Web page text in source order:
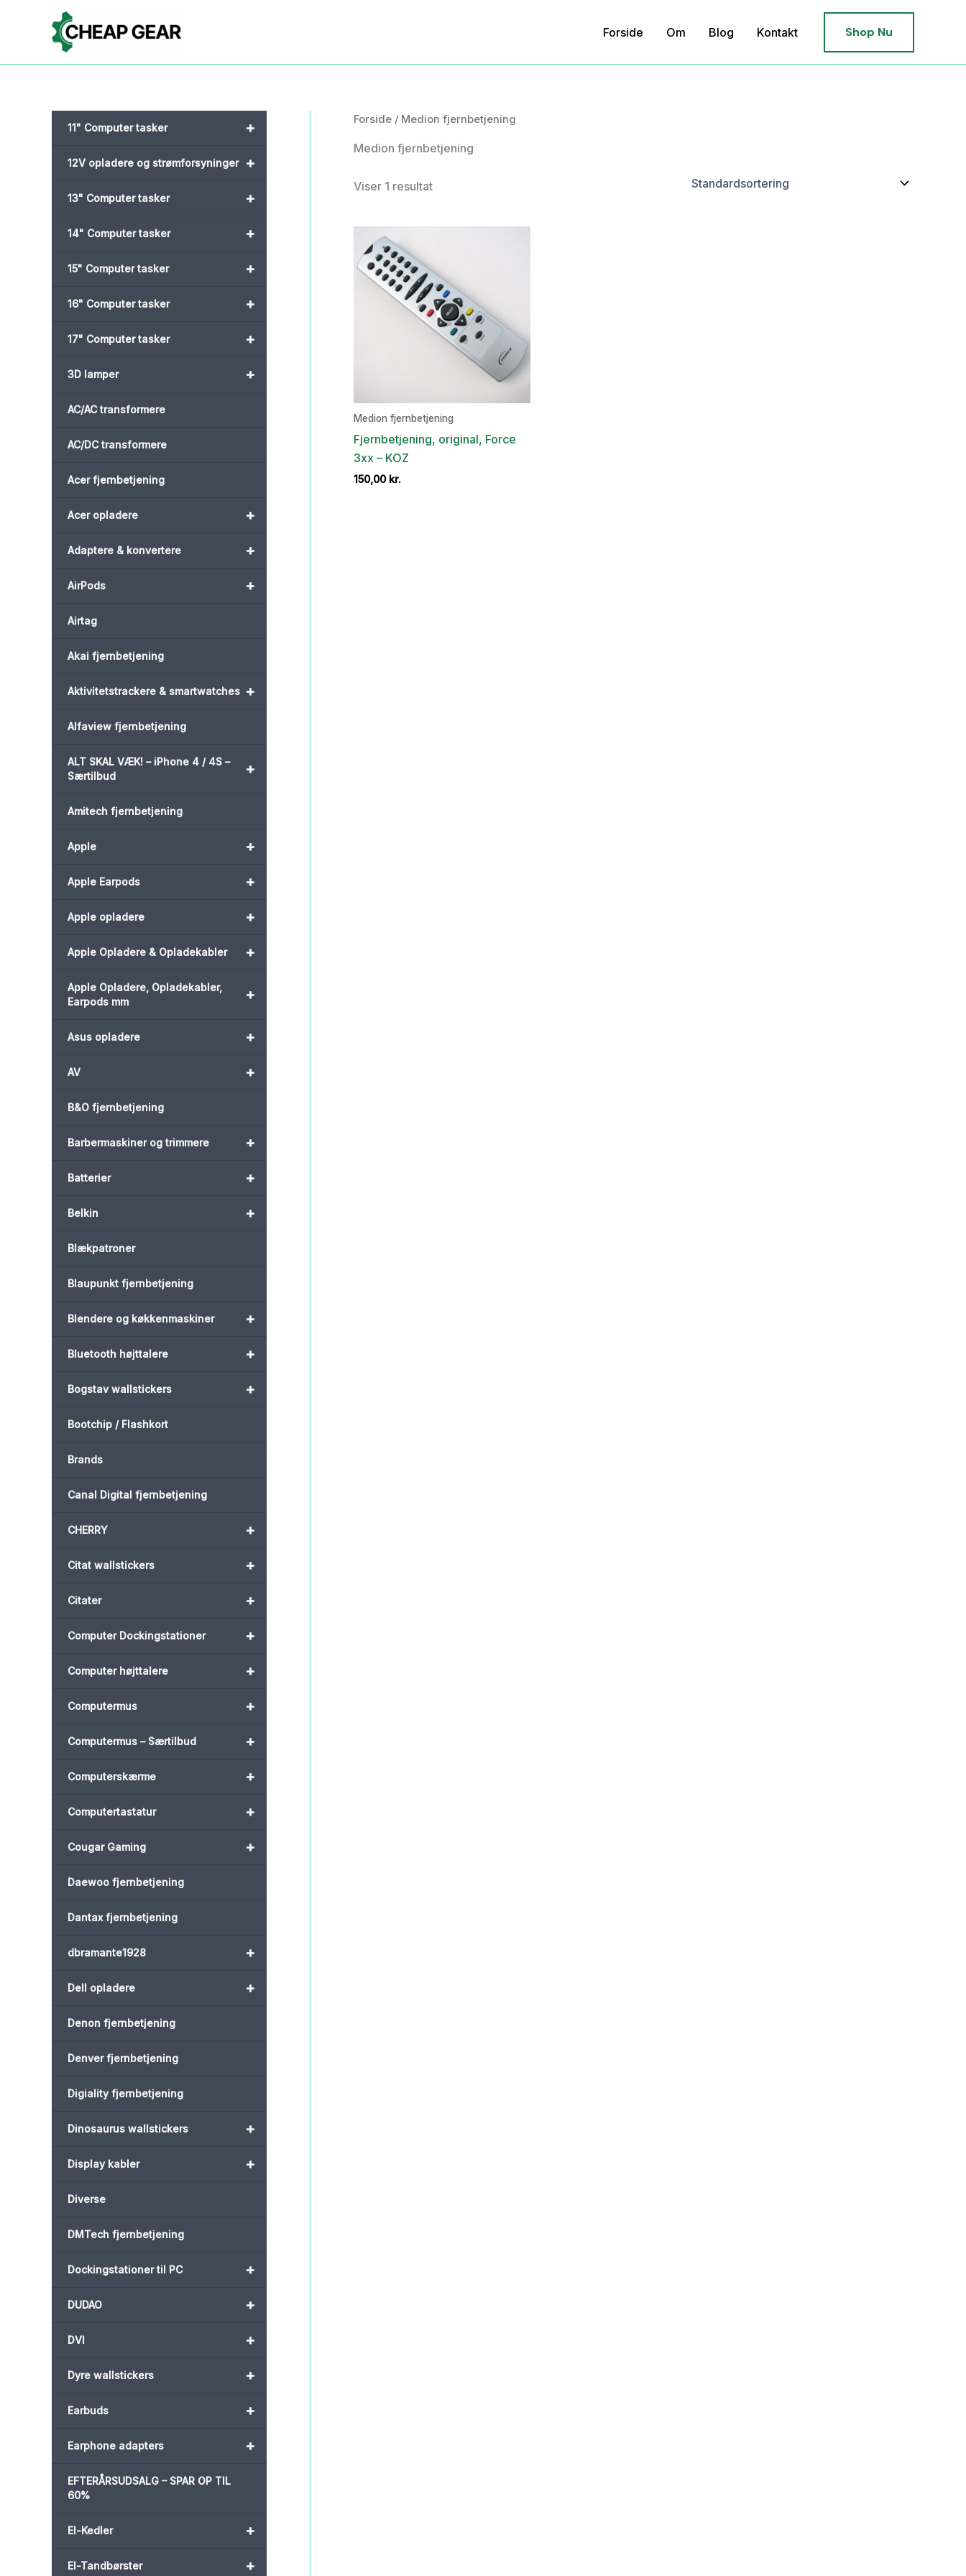
Forside Om Blog Kontakt Shop Nu
+
11" Computer tasker
+
12V opladere og strømforsyninger
+
13" Computer tasker
+
14" Computer tasker
+
15" Computer tasker
+
16" Computer tasker
+
17" Computer tasker
+
3D lamper
AC/AC transformere
AC/DC transformere
Acer fjernbetjening
+
Acer opladere
+
Adaptere & konvertere
+
AirPods
Airtag
Akai fjernbetjening
+
Aktivitetstrackere & smartwatches
Alfaview fjernbetjening
+
ALT SKAL VÆK! – iPhone 4 / 4S –
Særtilbud
Amitech fjernbetjening
+
Apple
+
Apple Earpods
+
Apple opladere
+
Apple Opladere & Opladekabler
+
Apple Opladere, Opladekabler,
Earpods mm
+
Asus opladere
+
AV
B&O fjernbetjening
+
Barbermaskiner og trimmere
+
Batterier
+
Belkin
Blækpatroner
Blaupunkt fjernbetjening
+
Blendere og køkkenmaskiner
+
Bluetooth højttalere
+
Bogstav wallstickers
Bootchip / Flashkort
Brands
Canal Digital fjernbetjening
+
CHERRY
+
Citat wallstickers
+
Citater
+
Computer Dockingstationer
+
Computer højttalere
+
Computermus
+
Computermus – Særtilbud
+
Computerskærme
+
Computertastatur
+
Cougar Gaming
Daewoo fjernbetjening
Dantax fjernbetjening
+
dbramante1928
+
Dell opladere
Denon fjernbetjening
Denver fjernbetjening
Digiality fjernbetjening
+
Dinosaurus wallstickers
+
Display kabler
Diverse
DMTech fjernbetjening
+
Dockingstationer til PC
+
DUDAO
+
DVI
+
Dyre wallstickers
+
Earbuds
+
Earphone adapters
EFTERÅRSUDSALG – SPAR OP TIL
60%
+
El-Kedler
+
El-Tandbørster
Forside / Medion fjernbetjening
Medion fjernbetjening
Viser 1 resultat
Medion fjernbetjening
Fjernbetjening, original, Force
3xx – KOZ
150,00 kr.